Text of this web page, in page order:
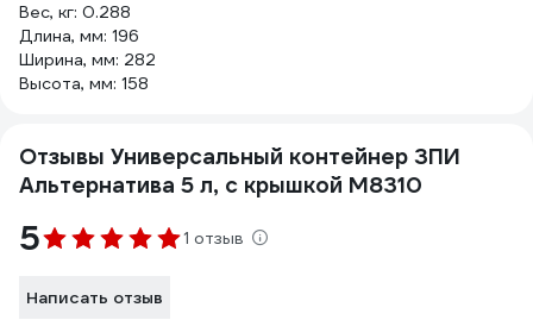
Вес, кг: 0.288
Длина, мм: 196
Ширина, мм: 282
Высота, мм: 158
Отзывы Универсальный контейнер ЗПИ
Альтернатива 5 л, с крышкой М8310
5 1 отзыв
Написать отзыв